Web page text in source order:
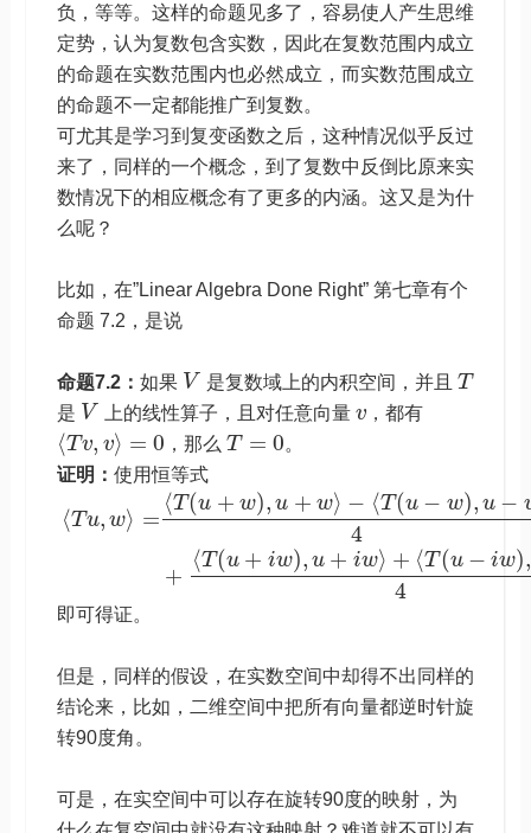
负，等等。这样的命题见多了，容易使人产生思维
定势，认为复数包含实数，因此在复数范围内成立
的命题在实数范围内也必然成立，而实数范围成立
的命题不一定都能推广到复数。
可尤其是学习到复变函数之后，这种情况似乎反过
来了，同样的一个概念，到了复数中反倒比原来实
数情况下的相应概念有了更多的内涵。这又是为什
么呢？
比如，在”Linear Algebra Done Right” 第七章有个
命题 7.2，是说
命题7.2： 如果 V 是复数域上的内积空间，并且 T
是 V 上的线性算子，且对任意向量 v，都有
⟨T v, v⟩ = 0 ，那么 T = 0。
证明： 使用恒等式
⟨T u, w⟩ =
⟨T (u + w), u + w⟩ − ⟨T (u − w), u −
4
+
⟨T (u + iw), u + iw⟩ + ⟨T (u − iw),
4
即可得证。
但是，同样的假设，在实数空间中却得不出同样的
结论来，比如，二维空间中把所有向量都逆时针旋
转90度角。
可是，在实空间中可以存在旋转90度的映射，为